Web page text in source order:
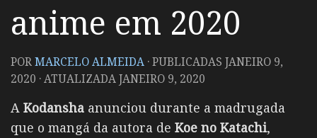
anime em 2020
PORMARCELO ALMEIDA · PUBLICADAS JANEIRO 9,
2020 · ATUALIZADAJANEIRO 9, 2020
A Kodansha anunciou durante a madrugada
que o mangá da autora de Koe no Katachi,